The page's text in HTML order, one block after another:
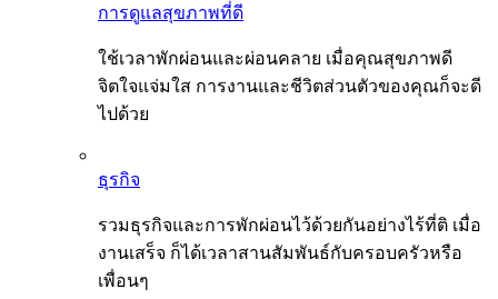
การดูแลสุขภาพที่ดี
ใช้เวลาพักผ่อนและผ่อนคลาย เมื่อคุณสุขภาพดี
จิตใจแจ่มใส การงานและชีวิตส่วนตัวของคุณก็จะดี
ไปด้วย
ธุรกิจ
รวมธุรกิจและการพักผ่อนไว้ด้วยกันอย่างไร้ที่ติ เมื่อ
งานเสร็จ ก็ได้เวลาสานสัมพันธ์กับครอบครัวหรือ
เพื่อนๆ